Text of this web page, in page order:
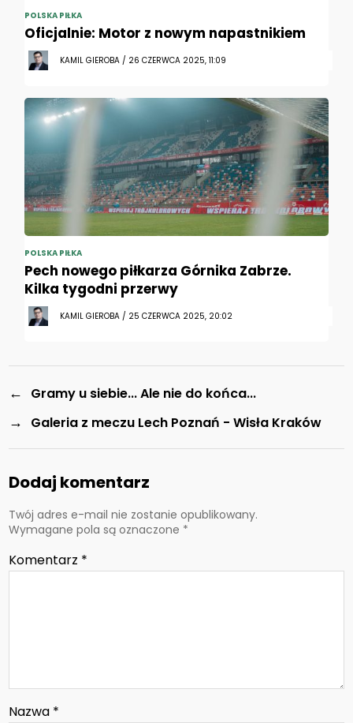
POLSKA PIŁKA
Oficjalnie: Motor z nowym napastnikiem
KAMIL GIEROBA / 26 CZERWCA 2025, 11:09
POLSKA PIŁKA
Pech nowego piłkarza Górnika Zabrze.
Kilka tygodni przerwy
KAMIL GIEROBA / 25 CZERWCA 2025, 20:02
← Gramy u siebie... Ale nie do końca...
→ Galeria z meczu Lech Poznań - Wisła Kraków
Dodaj komentarz
Twój adres e-mail nie zostanie opublikowany.
Wymagane pola są oznaczone *
Komentarz *
Nazwa *